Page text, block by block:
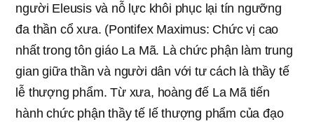
người Eleusis và nỗ lực khôi phục lại tín ngưỡng
đa thần cổ xưa. (Pontifex Maximus: Chức vị cao
nhất trong tôn giáo La Mã. Là chức phận làm trung
gian giữa thần và người dân với tư cách là thầy tế
lễ thượng phẩm. Từ xưa, hoàng đế La Mã tiến
hành chức phận thầy tế lế thượng phẩm của đạo